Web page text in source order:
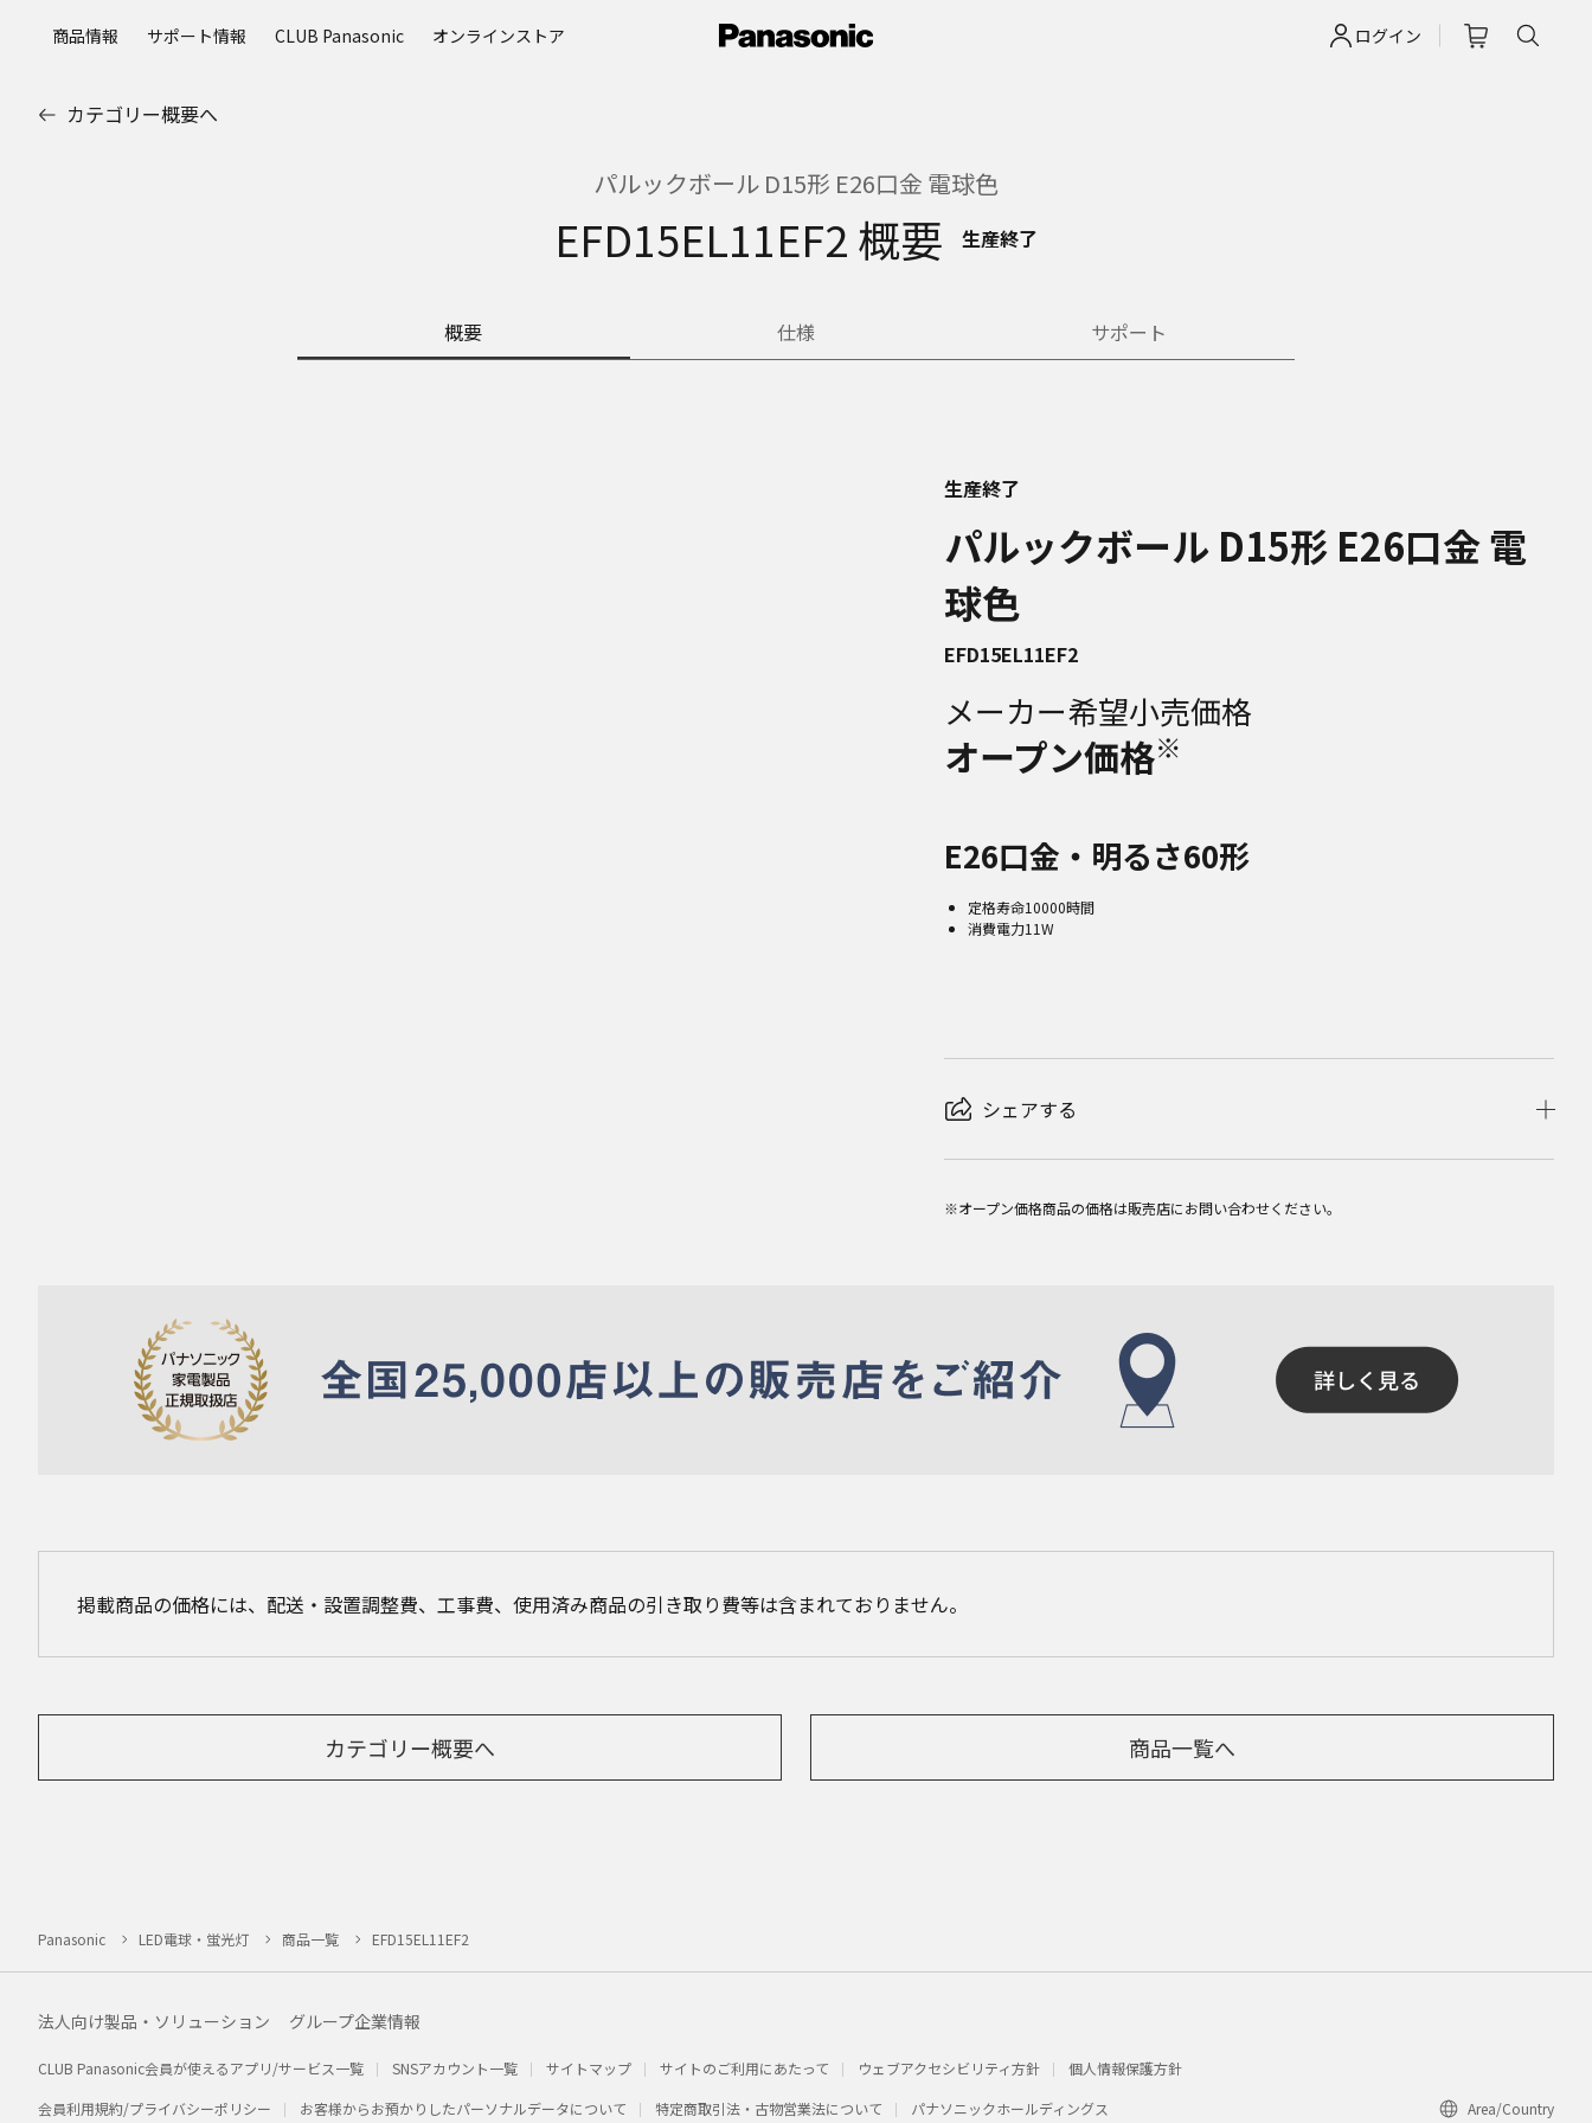
ログイン
商品情報 サポート情報 CLUB Panasonic オンラインストア
カテゴリー概要へ
パルックボール D15形 E26口金 電球色
EFD15EL11EF2 概要 生産終了
概要 仕様 サポート
生産終了
パルックボール D15形 E26口金 電
球色
EFD15EL11EF2
メーカー希望小売価格
オープン価格※
E26口金・明るさ60形
定格寿命10000時間
消費電力11W
シェアする
※オープン価格商品の価格は販売店にお問い合わせください。
掲載商品の価格には、配送・設置調整費、工事費、使用済み商品の引き取り費等は含まれておりません。
カテゴリー概要へ 商品一覧へ
Panasonic LED電球・蛍光灯 商品一覧 EFD15EL11EF2
法人向け製品・ソリューション グループ企業情報
CLUB Panasonic会員が使えるアプリ/サービス一覧 SNSアカウント一覧 サイトマップ サイトのご利用にあたって ウェブアクセシビリティ方針
個人情報保護方針
会員利用規約/プライバシーポリシー
お客様からお預かりしたパーソナルデータについて 特定商取引法・古物営業法について パナソニックホールディングス Area/Country